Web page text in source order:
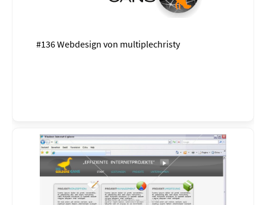
#136 Webdesign von multiplechristy